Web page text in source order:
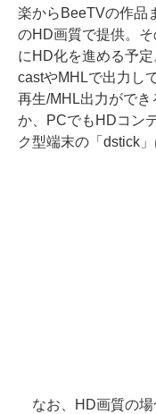
楽からBeeTVの作品
のHD画質で提供。
にHD化を進める予
castやMHLで出力し
再生/MHL出力がで
か、PCでもHDコン
ク型端末の「dstick」
なお、HD画質の場